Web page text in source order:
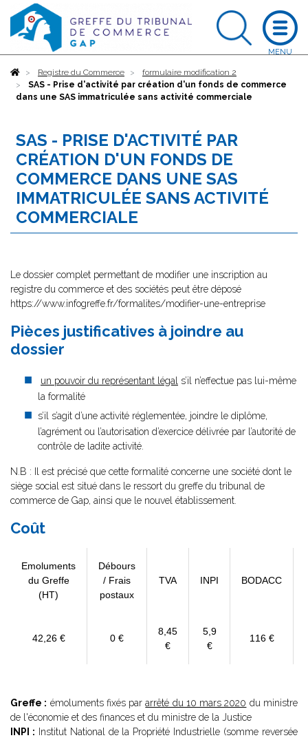
AccueilRegistre du Commerce
formulaire modification 2
SAS - Prise d'activité par création d'un fonds de commerce
dans une SAS immatriculée sans activité commerciale
SAS - PRISE D'ACTIVITÉ PAR
CRÉATION D'UN FONDS DE
COMMERCE DANS UNE SAS
IMMATRICULÉE SANS ACTIVITÉ
COMMERCIALE
Le dossier complet permettant de modifier une inscription au
registre du commerce et des sociétés peut être déposé
https://www.infogreffe.fr/formalites/modifier-une-entreprise
Pièces justificatives à joindre au
dossier
un pouvoir du représentant légal s’il n’effectue pas lui-même
la formalité
s’il s’agit d’une activité réglementée, joindre le diplôme,
l’agrément ou l’autorisation d’exercice délivrée par l’autorité de
contrôle de ladite activité.
N.B : Il est précisé que cette formalité concerne une société dont le
siège social est situé dans le ressort du greffe du tribunal de
commerce de Gap, ainsi que le nouvel établissement.
Coût
Emoluments
du Greffe
(HT)
Débours
/ Frais
postaux
TVA INPI BODACC
42,26 € 0 €
8,45
€
5,9
€
116 €
Greffe : émoluments fixés pararrêté du 10 mars 2020 du ministre
de l'économie et des finances et du ministre de la Justice
INPI : Institut National de la Propriété Industrielle (somme reversée